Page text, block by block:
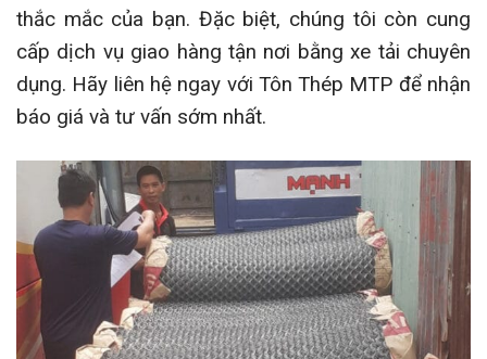
thắc mắc của bạn. Đặc biệt, chúng tôi còn cung
cấp dịch vụ giao hàng tận nơi bằng xe tải chuyên
dụng. Hãy liên hệ ngay với Tôn Thép MTP để nhận
báo giá và tư vấn sớm nhất.